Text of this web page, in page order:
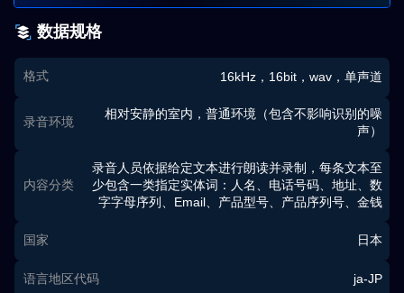
数据规格
格式 16kHz，16bit，wav，单声道
录音环境
相对安静的室内，普通环境（包含不影响识别的噪
声）
内容分类
录音人员依据给定文本进行朗读并录制，每条文本至
少包含一类指定实体词：人名、电话号码、地址、数
字字母序列、Email、产品型号、产品序列号、金钱
国家 日本
语言地区代码 ja-JP